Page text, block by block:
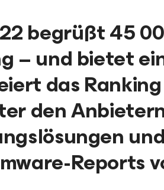
begrüßt 45
– und bietet
das
den
Reports